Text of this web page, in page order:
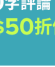
增多的情況，
無其他不適，
嗎？
因此無論有沒